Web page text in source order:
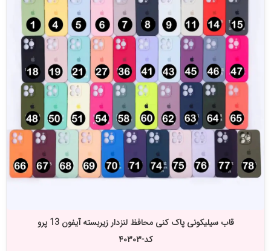
قاب سیلیکونی پاک کنی محافظ لنزدار زیربسته آیفون 13 پرو
کد-۴۰۳۰۳